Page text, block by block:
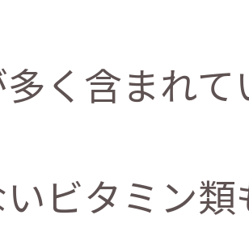
く含まれて
ビタミン